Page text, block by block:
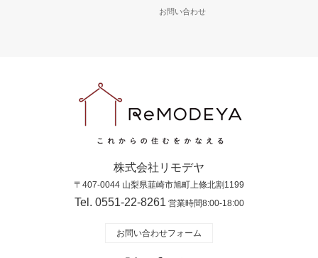
お問い合わせ
株式会社リモデヤ
〒407-0044 山梨県韮崎市旭町上條北割1199
Tel. 0551-22-8261営業時間8:00-18:00
お問い合わせフォーム
RSS